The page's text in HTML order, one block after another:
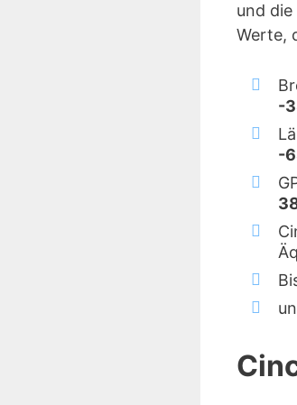
und
Werte,
-
-